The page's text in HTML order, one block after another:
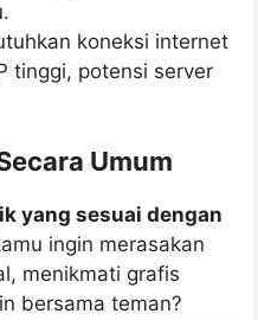
koneksi internet
tinggi, potensi server
Umum
yang sesuai dengan
ingin merasakan
menikmati grafis
bersama teman?